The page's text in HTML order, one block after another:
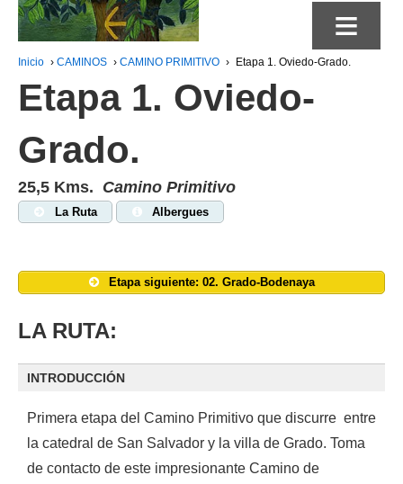
≡
Inicio › CAMINOS › CAMINO PRIMITIVO › Etapa 1. Oviedo-Grado.
Etapa 1. Oviedo-
Grado.
25,5 Kms. Camino Primitivo
La Ruta Albergues
Etapa siguiente: 02. Grado-Bodenaya
LA RUTA:
INTRODUCCIÓN
Primera etapa del Camino Primitivo que discurre entre
la catedral de San Salvador y la villa de Grado. Toma
de contacto de este impresionante Camino de